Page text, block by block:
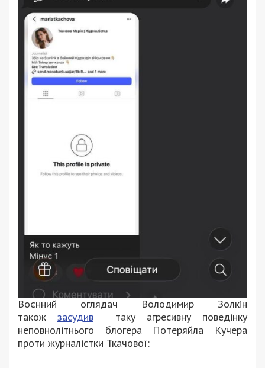
Воєнний оглядач Володимир Золкін
також засудивтаку агресивну поведінку
неповнолітнього блогера Потеряйла Кучера
проти журналістки Ткачової: